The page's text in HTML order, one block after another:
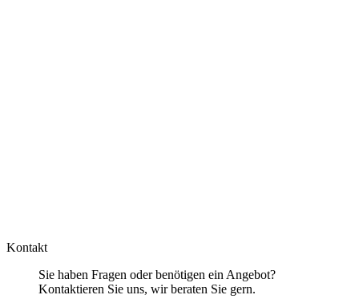
Kontakt
Sie haben Fragen oder benötigen ein Angebot?
Kontaktieren Sie uns, wir beraten Sie gern.